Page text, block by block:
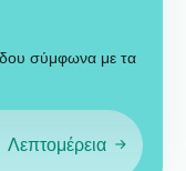
σύμφωνα με τα
Λεπτομέρεια